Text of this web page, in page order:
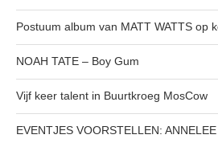
Postuum album van MATT WATTS op
NOAH TATE – Boy Gum
Vijf keer talent in Buurtkroeg MosCow
EVENTJES VOORSTELLEN: ANNELEE